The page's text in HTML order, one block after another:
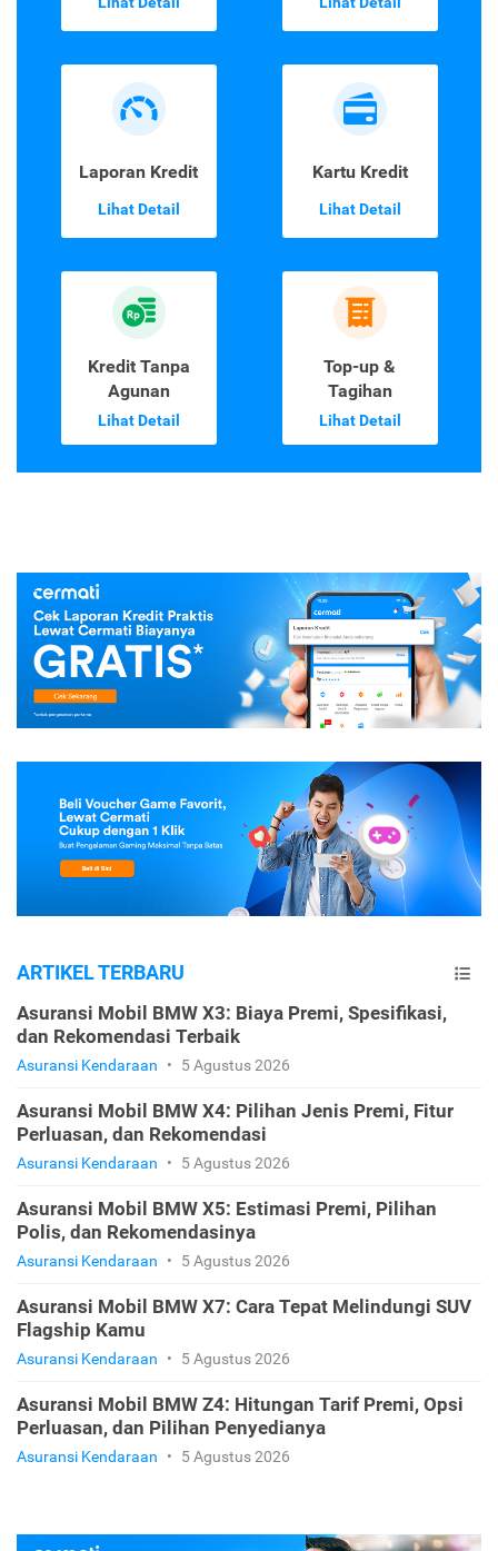
Laporan Kredit
Lihat Detail
Kartu Kredit
Lihat Detail
Kredit Tanpa
Agunan
Lihat Detail
Top-up &
Tagihan
Lihat Detail
ARTIKEL TERBARU
Asuransi Mobil BMW X3: Biaya Premi, Spesifikasi,
dan Rekomendasi Terbaik
Asuransi Kendaraan • 5 Agustus 2026
Asuransi Mobil BMW X4: Pilihan Jenis Premi, Fitur
Perluasan, dan Rekomendasi
Asuransi Kendaraan • 5 Agustus 2026
Asuransi Mobil BMW X5: Estimasi Premi, Pilihan
Polis, dan Rekomendasinya
Asuransi Kendaraan • 5 Agustus 2026
Asuransi Mobil BMW X7: Cara Tepat Melindungi SUV
Flagship Kamu
Asuransi Kendaraan • 5 Agustus 2026
Asuransi Mobil BMW Z4: Hitungan Tarif Premi, Opsi
Perluasan, dan Pilihan Penyedianya
Asuransi Kendaraan • 5 Agustus 2026